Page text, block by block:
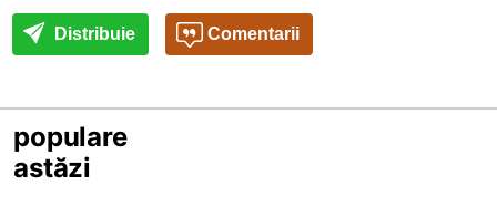
Distribuie Comentarii
populare
astăzi